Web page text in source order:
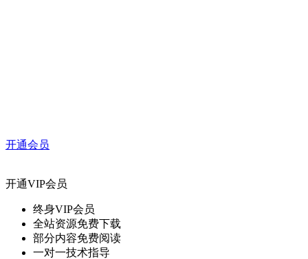
开通会员
开通VIP会员
终身VIP会员
全站资源免费下载
部分内容免费阅读
一对一技术指导